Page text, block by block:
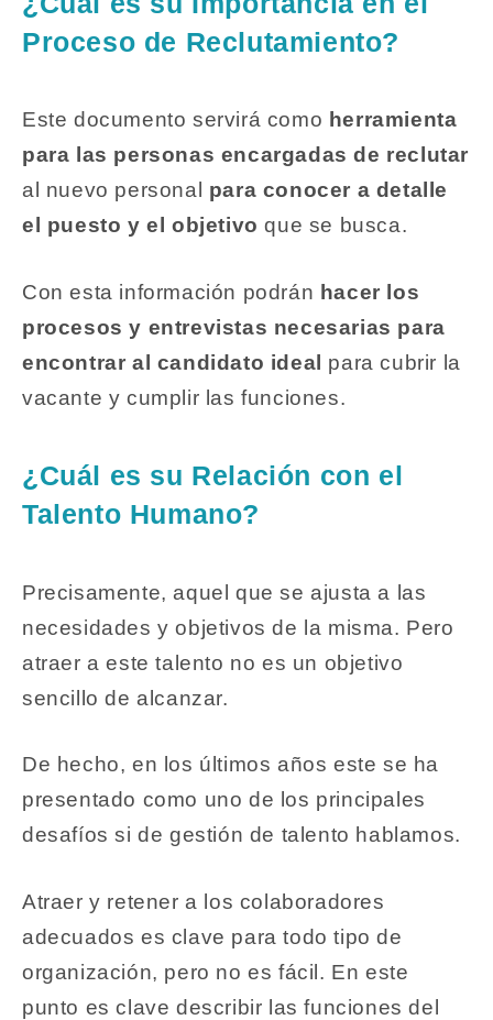
Proceso de Reclutamiento?
Este documento servirá como herramienta
para las personas encargadas de reclutar
al nuevo personal para conocer a detalle
el puesto y el objetivo que se busca.
Con esta información podrán hacer los
procesos y entrevistas necesarias para
encontrar al candidato ideal para cubrir la
vacante y cumplir las funciones.
¿Cuál es su Relación con el
Talento Humano?
Precisamente, aquel que se ajusta a las
necesidades y objetivos de la misma. Pero
atraer a este talento no es un objetivo
sencillo de alcanzar.
De hecho, en los últimos años este se ha
presentado como uno de los principales
desafíos si de gestión de talento hablamos.
Atraer y retener a los colaboradores
adecuados es clave para todo tipo de
organización, pero no es fácil. En este
punto es clave describir las funciones del